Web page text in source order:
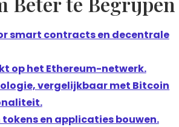
smart contracts en decentrale
op het Ethereum-netwerk.
vergelijkbaar met Bitcoin
en applicaties bouwen.